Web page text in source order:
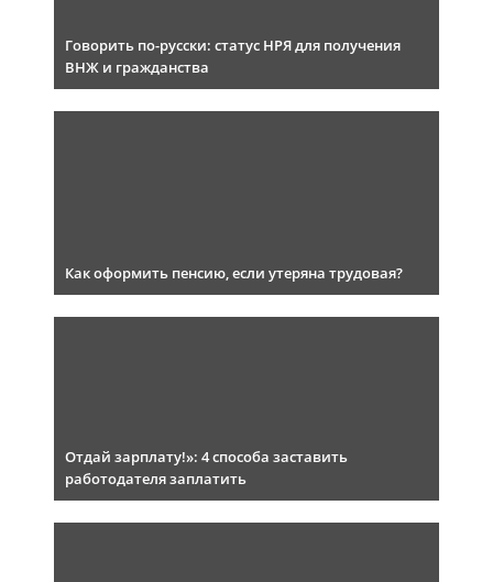
Говорить по-русски: статус НРЯ для получения
ВНЖ и гражданства
Как оформить пенсию, если утеряна трудовая?
Отдай зарплату!»: 4 способа заставить
работодателя заплатить